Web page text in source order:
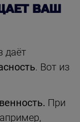
ВАШ
даёт
. Вот из
При